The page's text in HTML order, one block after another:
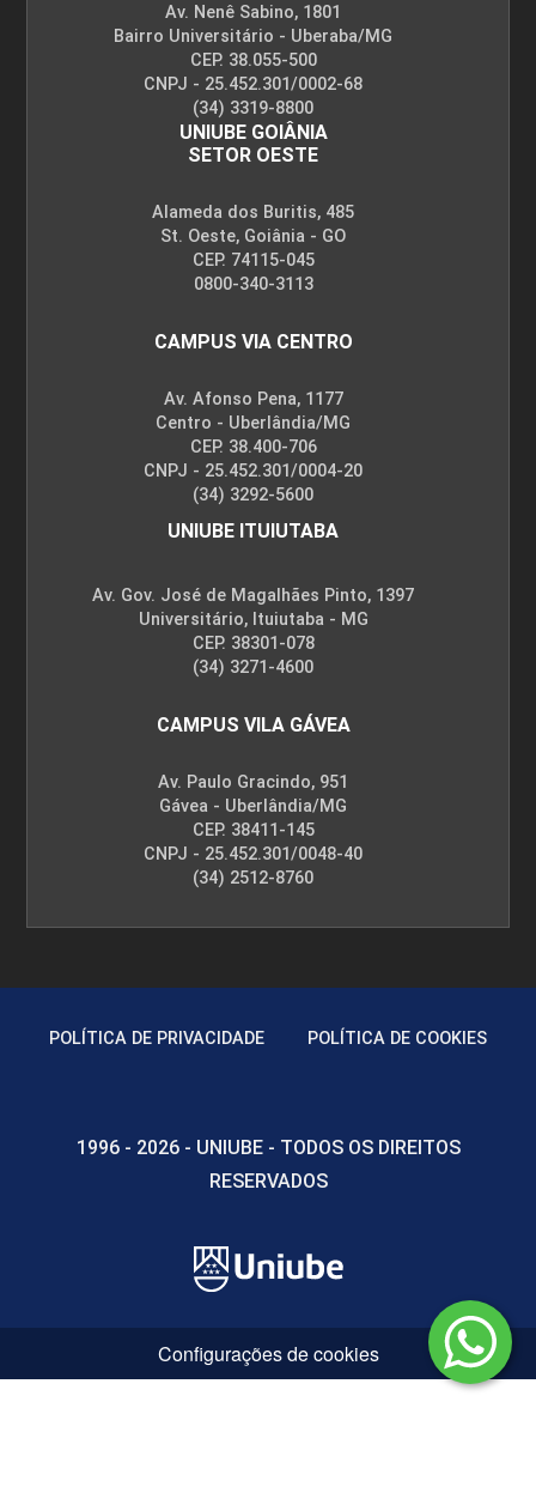
Av. Nenê Sabino, 1801
Bairro Universitário - Uberaba/MG
CEP. 38.055-500
CNPJ - 25.452.301/0002-68
(34) 3319-8800
UNIUBE GOIÂNIA
SETOR OESTE
Alameda dos Buritis, 485
St. Oeste, Goiânia - GO
CEP. 74115-045
0800-340-3113
CAMPUS VIA CENTRO
Av. Afonso Pena, 1177
Centro - Uberlândia/MG
CEP. 38.400-706
CNPJ - 25.452.301/0004-20
(34) 3292-5600
UNIUBE ITUIUTABA
Av. Gov. José de Magalhães Pinto, 1397
Universitário, Ituiutaba - MG
CEP. 38301-078
(34) 3271-4600
CAMPUS VILA GÁVEA
Av. Paulo Gracindo, 951
Gávea - Uberlândia/MG
CEP. 38411-145
CNPJ - 25.452.301/0048-40
(34) 2512-8760
POLÍTICA DE PRIVACIDADE POLÍTICA DE COOKIES
1996 - 2026 - UNIUBE - TODOS OS DIREITOS
RESERVADOS
Configurações de cookies